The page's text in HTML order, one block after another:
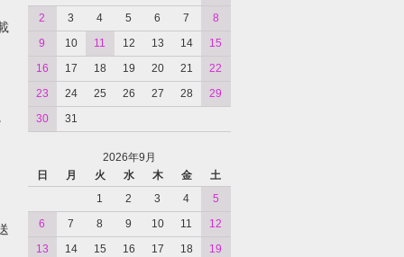
2
3 4 5 6 7
8
9
10 11 12 13 14
15
16
17 18 19 20 21
22
23
24 25 26 27 28
29
30
31
2026年9月
日
月 火 水 木 金
土
1
2 3 4
5
6
7 8 9 10 11
12
13
14 15 16 17 18
19